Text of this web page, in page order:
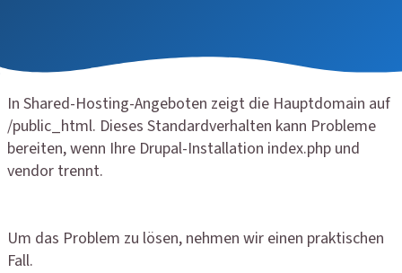
In Shared-Hosting-Angeboten zeigt die Hauptdomain auf
/public_html. Dieses Standardverhalten kann Probleme
bereiten, wenn Ihre Drupal-Installation index.php und
vendor trennt.
Um das Problem zu lösen, nehmen wir einen praktischen
Fall.